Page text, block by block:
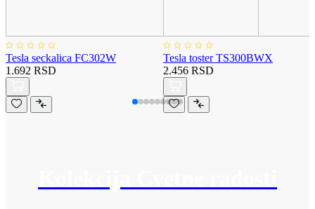
Tesla seckalica FC302W
1.692 RSD
Tesla toster TS300BWX
2.456 RSD